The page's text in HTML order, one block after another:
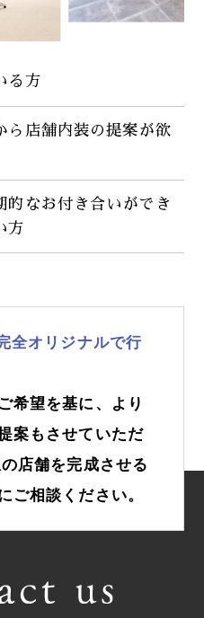
る方
ら店舗内装の提案が欲
的なお付き合いができ
方
全オリジナルで行
希望を基に、より
案もさせていただ
店舗を完成させる
ご相談ください。